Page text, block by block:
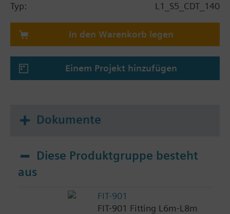
Typ: L1_S5_CDT_140
In den Warenkorb legen
Einem Projekt hinzufügen
Dokumente
Diese Produktgruppe besteht
aus
FIT-901
FIT-901 Fitting L6m-L8m